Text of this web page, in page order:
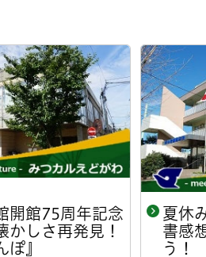
みの宿題応援講座 読
想文の書き方を知ろ